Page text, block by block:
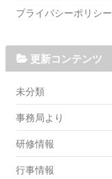
プライバシーポリシー
更新コンテンツ
未分類
事務局より
研修情報
行事情報